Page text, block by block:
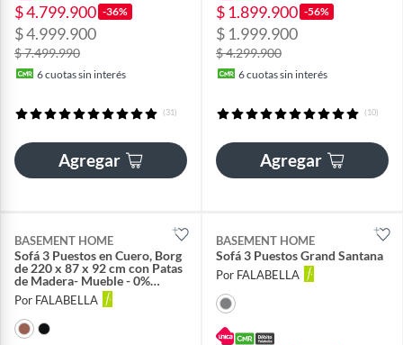
$ 4.799.900 -36%
$ 4.999.900
$ 7.499.990
6cuotas sin interés
(31)
Agregar
$ 1.899.900 -56%
$ 1.999.900
$ 4.299.900
6cuotas sin interés
(10)
Agregar
BASEMENT HOME
Sofá 3 Puestos en Cuero, Borg
de 220 x 87 x 92 cm con Patas
de Madera- Mueble - 0%
Interés a 3, 6 o 12 Cuotas
Pagando con tu CMR Banco
Falabella
Por FALABELLA
BASEMENT HOME
Sofá 3 Puestos Grand Santana
Por FALABELLA